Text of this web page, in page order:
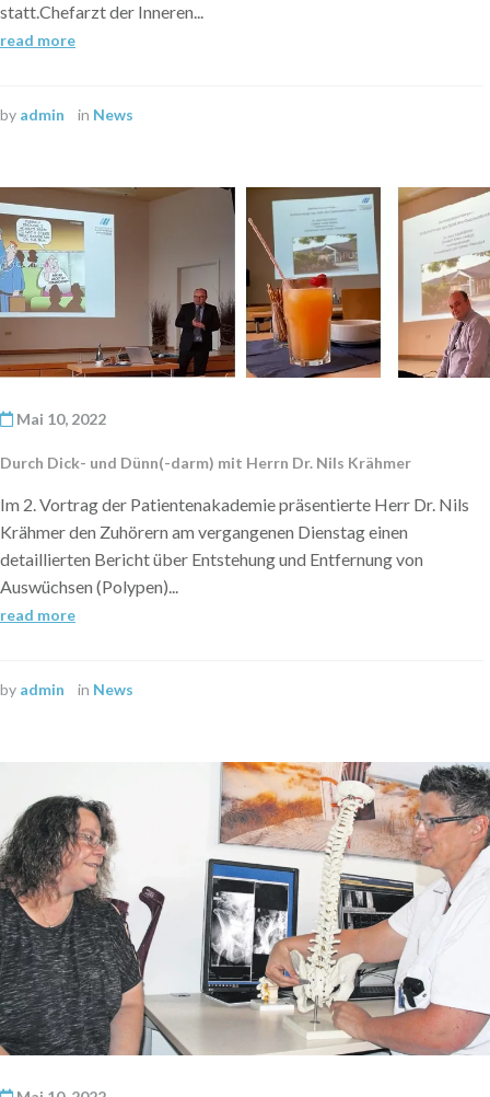
statt.Chefarzt der Inneren...
read more
by admin in News
Mai 10, 2022
Durch Dick- und Dünn(-darm) mit Herrn Dr. Nils Krähmer
Im 2. Vortrag der Patientenakademie präsentierte Herr Dr. Nils
Krähmer den Zuhörern am vergangenen Dienstag einen
detaillierten Bericht über Entstehung und Entfernung von
Auswüchsen (Polypen)...
read more
by admin in News